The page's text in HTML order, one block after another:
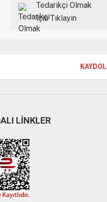
Tedarikçi Olmak
İçin Tıklayın
KAYDOL
LİNKLER